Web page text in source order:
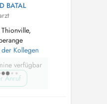
BATAL
Kollegen
verfügbar
Anruf